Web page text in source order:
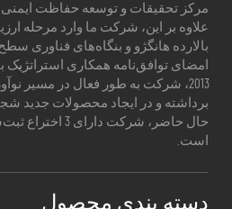
مرکز تحقیقات و توسعه حفاظت ایمنی
علاوه بر این، شرکت ما وارد مرحله
بالارده هانگژو و بنگاه‌های فناوری
امضای توافق‌نامه همکاری استراتژیک
2013، شرکت به طور فعال در مسیر
برداشته و در ایجاد محصولات جدید
است.
دسته بندی محصول